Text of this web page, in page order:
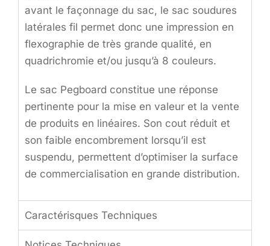
avant le façonnage du sac, le sac soudures
latérales fil permet donc une impression en
flexographie de très grande qualité, en
quadrichromie et/ou jusqu’à 8 couleurs.
Le sac Pegboard constitue une réponse
pertinente pour la mise en valeur et la vente
de produits en linéaires. Son cout réduit et
son faible encombrement lorsqu’il est
suspendu, permettent d’optimiser la surface
de commercialisation en grande distribution.
Caractérisques Techniques